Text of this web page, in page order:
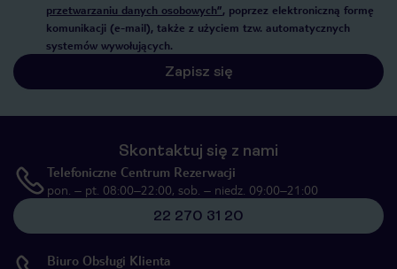
przetwarzaniu danych osobowych”, poprzez elektroniczną formę
komunikacji (e-mail), także z użyciem tzw. automatycznych
systemów wywołujących.
Zapisz się
Skontaktuj się z nami
Telefoniczne Centrum Rezerwacji
pon. – pt. 08:00–22:00, sob. – niedz. 09:00–21:00
22 270 31 20
Biuro Obsługi Klienta